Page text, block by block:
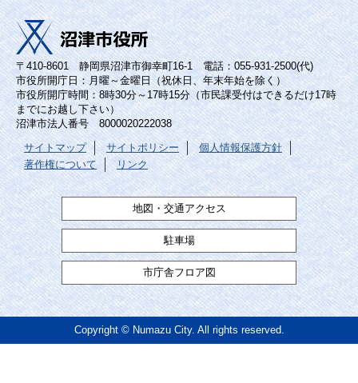
〒410-8601 静岡県沼津市御幸町16-1 電話：055-931-2500(代)
市役所開庁日：月曜～金曜日（祝休日、年末年始を除く）
市役所開庁時間：8時30分～17時15分（市民課受付はできるだけ17時
までにお越し下さい）
沼津市法人番号 8000020222038
サイトマップ サイトポリシー
個人情報保護方針
著作権について
リンク
地図・交通アクセス
駐車場
市庁舎フロア図
Copyright © Numazu City. All rights reserved.